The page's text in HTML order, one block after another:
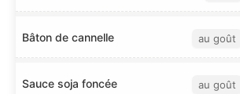
Bâton de cannelle au goût
Sauce soja foncée au goût